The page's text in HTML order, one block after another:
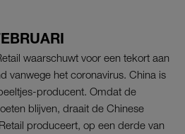
waarschuwt voor een tekort aan
vanwege het coronavirus. China is
producent. Omdat de
blijven, draait de Chinese
produceert, op een derde van